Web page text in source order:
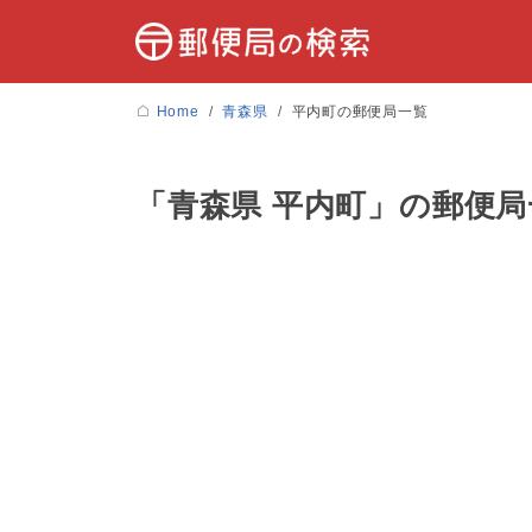
Home 青森県 平内町の郵便局一覧
「青森県 平内町」の郵便